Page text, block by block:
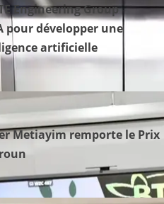
Engineering Group
pour développer une
artificielle
Metiayim remporte le Prix